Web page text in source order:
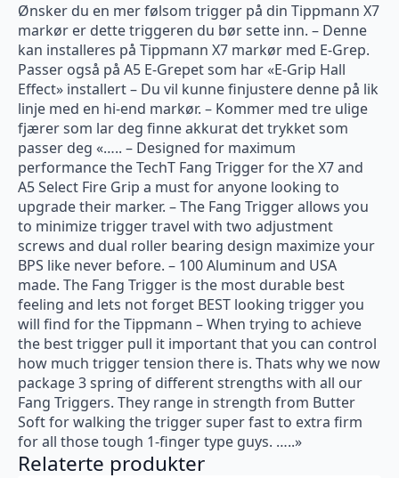
Ønsker du en mer følsom trigger på din Tippmann X7
markør er dette triggeren du bør sette inn. – Denne
kan installeres på Tippmann X7 markør med E-Grep.
Passer også på A5 E-Grepet som har «E-Grip Hall
Effect» installert – Du vil kunne finjustere denne på lik
linje med en hi-end markør. – Kommer med tre ulige
fjærer som lar deg finne akkurat det trykket som
passer deg «….. – Designed for maximum
performance the TechT Fang Trigger for the X7 and
A5 Select Fire Grip a must for anyone looking to
upgrade their marker. – The Fang Trigger allows you
to minimize trigger travel with two adjustment
screws and dual roller bearing design maximize your
BPS like never before. – 100 Aluminum and USA
made. The Fang Trigger is the most durable best
feeling and lets not forget BEST looking trigger you
will find for the Tippmann – When trying to achieve
the best trigger pull it important that you can control
how much trigger tension there is. Thats why we now
package 3 spring of different strengths with all our
Fang Triggers. They range in strength from Butter
Soft for walking the trigger super fast to extra firm
for all those tough 1-finger type guys. …..»
Relaterte produkter